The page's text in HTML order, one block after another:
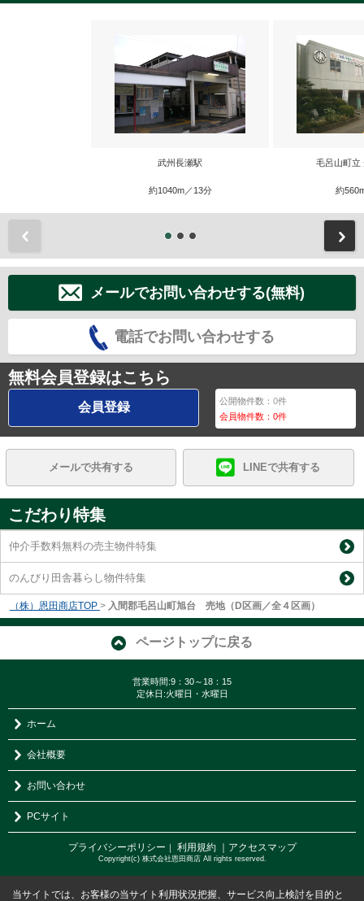
武州長瀬駅
約1040m／13分
毛呂山町立
約
メールでお問い合わせする(無料)
電話でお問い合わせする
無料会員登録はこちら
会員登録 公開物件数：0件
会員物件数：0件
メールで共有する LINEで共有する
こだわり特集
仲介手数料無料の売主物件特集
のんびり田舎暮らし物件特集
（株）恩田商店TOP > 入間郡毛呂山町旭台 売地（D区画／全４区画）
ページトップに戻る
営業時間:9：30～18：15
定休日:火曜日・水曜日
ホーム
会社概要
お問い合わせ
PCサイト
プライバシーポリシー ｜ 利用規約 ｜アクセスマップ
Copyright(c) 株式会社恩田商店 All rights reserved.
当サイトでは、お客様の当サイト利用状況把握、サービス向上検討を目的と